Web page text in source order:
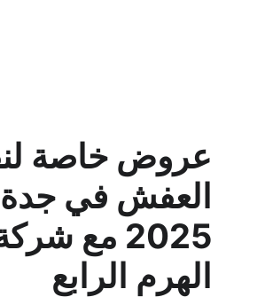
عروض خاصة
العفش في جدة
2025 مع
الهرم الرابع